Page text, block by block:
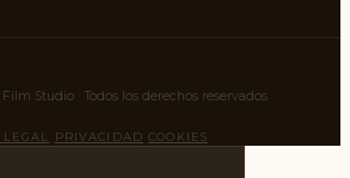
Studio · Todos los derechos reservados
PRIVACIDAD COOKIES